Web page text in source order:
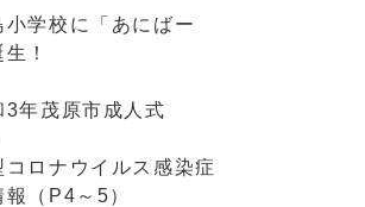
小学校に「あにばー
！
3年茂原市成人式
コロナウイルス感染症
報（P4～5）